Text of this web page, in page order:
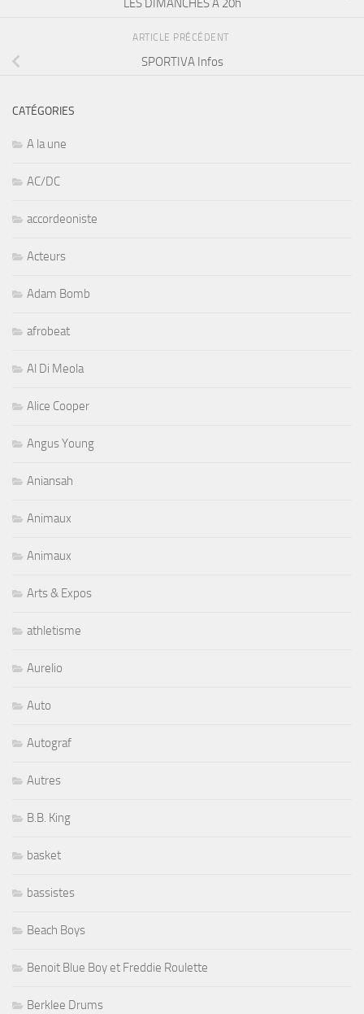
LES DIMANCHES A 20h
ARTICLE PRÉCÉDENT
SPORTIVA Infos
CATÉGORIES
A la une
AC/DC
accordeoniste
Acteurs
Adam Bomb
afrobeat
Al Di Meola
Alice Cooper
Angus Young
Aniansah
Animaux
Animaux
Arts & Expos
athletisme
Aurelio
Auto
Autograf
Autres
B.B. King
basket
bassistes
Beach Boys
Benoit Blue Boy et Freddie Roulette
Berklee Drums